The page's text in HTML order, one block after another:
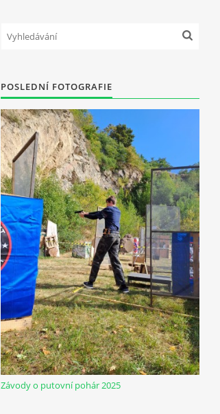
POSLEDNÍ FOTOGRAFIE
Závody o putovní pohár 2025